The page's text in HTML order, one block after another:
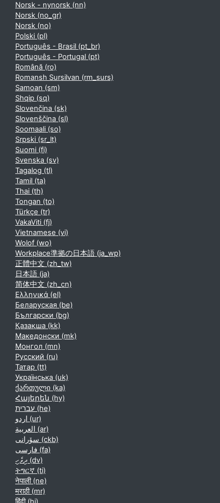
Norsk - nynorsk ‎(nn)‎
Norsk ‎(no_gr)‎
Norsk ‎(no)‎
Polski ‎(pl)‎
Português - Brasil ‎(pt_br)‎
Português - Portugal ‎(pt)‎
Română ‎(ro)‎
Romansh Sursilvan ‎(rm_surs)‎
Samoan ‎(sm)‎
Shqip ‎(sq)‎
Slovenčina ‎(sk)‎
Slovenščina ‎(sl)‎
Soomaali ‎(so)‎
Srpski ‎(sr_lt)‎
Suomi ‎(fi)‎
Svenska ‎(sv)‎
Tagalog ‎(tl)‎
Tamil ‎(ta)‎
Thai ‎(th)‎
Tongan ‎(to)‎
Türkçe ‎(tr)‎
VakaViti ‎(fj)‎
Vietnamese ‎(vi)‎
Wolof ‎(wo)‎
Workplace準拠の日本語 ‎(ja_wp)‎
正體中文 ‎(zh_tw)‎
日本語 ‎(ja)‎
简体中文 ‎(zh_cn)‎
Ελληνικά ‎(el)‎
Беларуская ‎(be)‎
Български ‎(bg)‎
Қазақша ‎(kk)‎
Македонски ‎(mk)‎
Монгол ‎(mn)‎
Русский ‎(ru)‎
Татар ‎(tt)‎
Українська ‎(uk)‎
ქართული ‎(ka)‎
Հայերեն ‎(hy)‎
עברית ‎(he)‎
اردو ‎(ur)‎
العربية ‎(ar)‎
سۆرانی ‎(ckb)‎
فارسی ‎(fa)‎
ދިވެހި ‎(dv)‎
ትግርኛ ‎(ti)‎
नेपाली ‎(ne)‎
मराठी ‎(mr)‎